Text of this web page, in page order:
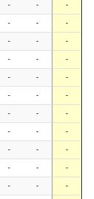
- - -
- - -
- - -
- - -
- - -
- - -
- - -
- - -
- - -
- - -
- - -